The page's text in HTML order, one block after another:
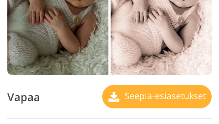
Vapaa Seepia-esiasetukset